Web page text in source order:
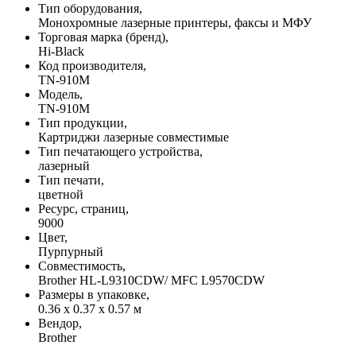
Тип оборудования,
Монохромные лазерные принтеры, факсы и МФУ
Торговая марка (бренд),
Hi-Black
Код производителя,
TN-910M
Модель,
TN-910M
Тип продукции,
Картриджи лазерные совместимые
Тип печатающего устройства,
лазерный
Тип печати,
цветной
Ресурс, страниц,
9000
Цвет,
Пурпурный
Совместимость,
Brother HL-L9310CDW/ MFC L9570CDW
Размеры в упаковке,
0.36 x 0.37 x 0.57 м
Вендор,
Brother